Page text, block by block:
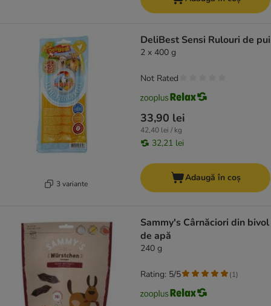
3 variante
DeliBest Sensi Rulouri de pui
2 x 400 g
33,90 lei
42,40 lei / kg
32,21 lei
Not Rated
Adaugă în coș
Sammy's Cârnăciori din bivol
de apă
240 g
Rating: 5/5 (1)